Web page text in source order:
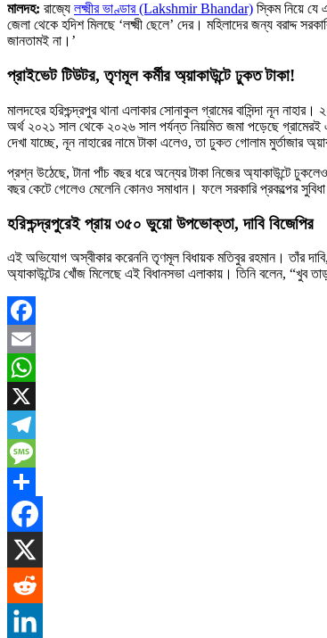
মালদহ: রাজ্যে লক্ষ্মীর ভাণ্ডার (Lakshmir Bhandar) স্কিম নিয়ে যে
জেলা থেকে হদিশ মিলছে ‘লক্ষ্মী ছেলে’ দের। মহিলাদের জন্য
জানতামই না।’
প্রাইভেট টিউটর, তৃণমূল কর্মীর অ্য়াকাউন্টে ঢুকত টাকা!
মালদহের হরিশ্চন্দ্রপুর থানা এলাকার সোনাকুল গ্রামের বাসিন্দা নূন
অর্থ ২০২১ সাল থেকে ২০২৬ সাল পর্যন্ত নিয়মিত জমা পড়েছে গ্রামেরই
দেখা যাচ্ছে, নূন নাহারের নামে টাকা এলেও, তা ঢুকত গোলাম মুর্তাজার
প্রশ্ন উঠেছে, টানা পাঁচ বছর ধরে অন্যের টাকা নিজের অ্যাকাউন্টে
বছর কেটে গেলেও মেলেনি কোনও সমাধান। ফলে সরকারি প্রকল্পের
হরিশ্চন্দ্রপুরেই প্রায় ৩৫০ ভুয়ো উপভোক্তা, দাবি বিজেপির
এই অভিযোগ অস্বীকার করেননি তৃণমূল বিধায়ক মতিবুর রহমান। তাঁর
অ্যাকাউন্টের খোঁজ মিলেছে এই বিধানসভা এলাকায়। তিনি বলেন, “খুব
Facebook
Email
WhatsApp
X
Telegram
Message
Share